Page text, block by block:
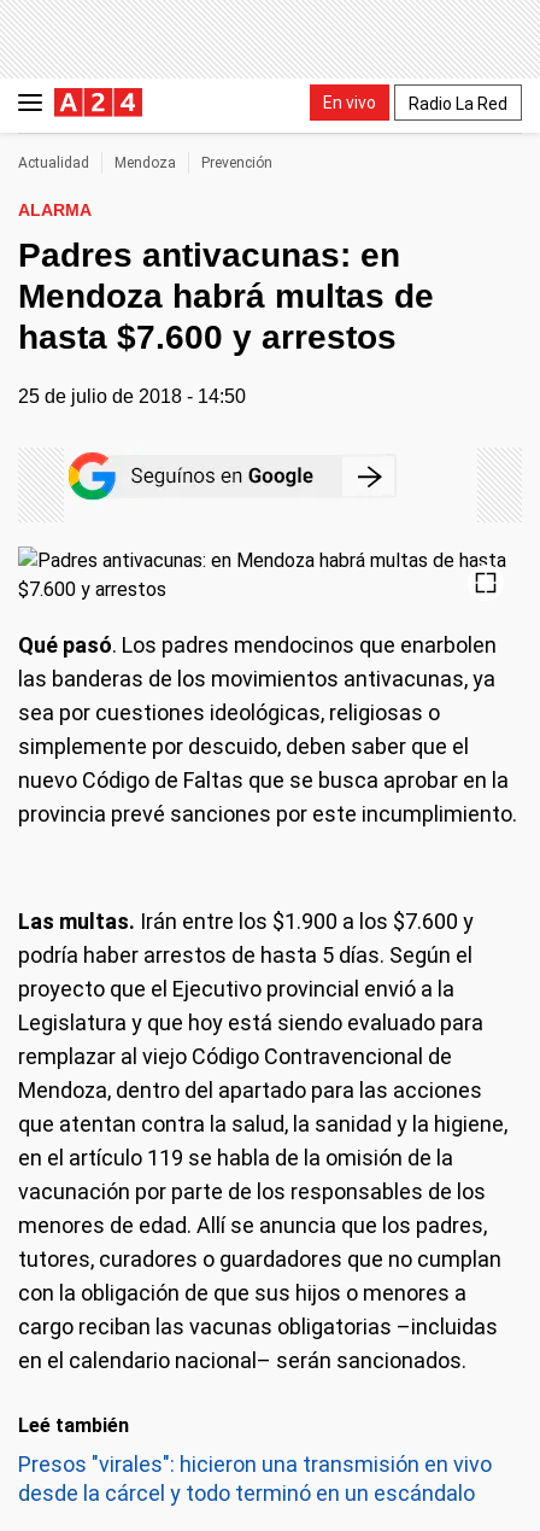
En vivo Radio La Red
Actualidad Mendoza Prevención
ALARMA
Padres antivacunas: en
Mendoza habrá multas de
hasta $7.600 y arrestos
25 de julio de 2018 - 14:50
Qué pasó. Los padres mendocinos que enarbolen
las banderas de los movimientos antivacunas, ya
sea por cuestiones ideológicas, religiosas o
simplemente por descuido, deben saber que el
nuevo Código de Faltas que se busca aprobar en la
provincia prevé sanciones por este incumplimiento.
Las multas. Irán entre los $1.900 a los $7.600 y
podría haber arrestos de hasta 5 días. Según el
proyecto que el Ejecutivo provincial envió a la
Legislatura y que hoy está siendo evaluado para
remplazar al viejo Código Contravencional de
Mendoza, dentro del apartado para las acciones
que atentan contra la salud, la sanidad y la higiene,
en el artículo 119 se habla de la omisión de la
vacunación por parte de los responsables de los
menores de edad. Allí se anuncia que los padres,
tutores, curadores o guardadores que no cumplan
con la obligación de que sus hijos o menores a
cargo reciban las vacunas obligatorias –incluidas
en el calendario nacional– serán sancionados.
Leé también
Presos "virales": hicieron una transmisión en vivo
desde la cárcel y todo terminó en un escándalo